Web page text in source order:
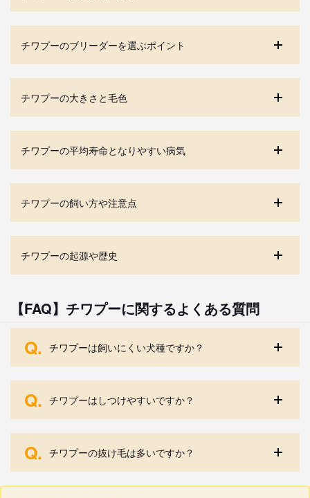
チワプーのブリーダーを選ぶポイント
チワプーの大きさと毛色
チワプーの平均寿命となりやすい病気
チワプーの飼い方や注意点
チワプーの起源や歴史
【FAQ】チワプーに関するよくある質問
Q. チワプーは飼いにくい犬種ですか？
Q. チワプーはしつけやすいですか？
Q. チワプーの抜け毛は多いですか？